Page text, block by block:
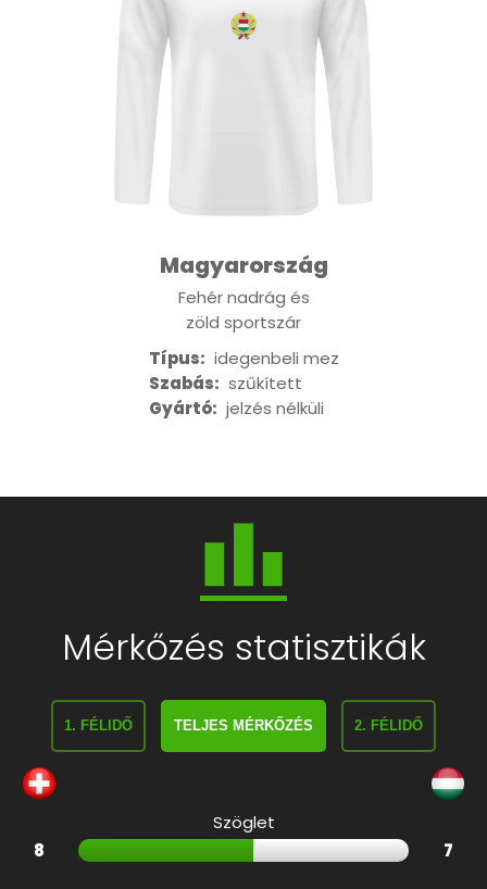
Magyarország
Fehér nadrág és
zöld sportszár
Típus: idegenbeli mez
Szabás: szűkített
Gyártó: jelzés nélküli
Mérkőzés statisztikák
1. FÉLIDŐ TELJES MÉRKŐZÉS 2. FÉLIDŐ
8
Szöglet
7